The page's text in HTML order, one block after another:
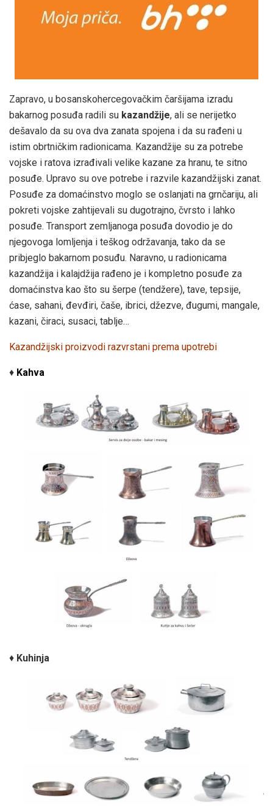
Zapravo, u bosanskohercegovačkim čaršijama izradu
bakarnog posuđa radili su kazandžije, ali se nerijetko
dešavalo da su ova dva zanata spojena i da su rađeni u
istim obrtničkim radionicama. Kazandžije su za potrebe
vojske i ratova izrađivali velike kazane za hranu, te sitno
posuđe. Upravo su ove potrebe i razvile kazandžijski zanat.
Posuđe za domaćinstvo moglo se oslanjati na grnčariju, ali
pokreti vojske zahtijevali su dugotrajno, čvrsto i lahko
posuđe. Transport zemljanoga posuđa dovodio je do
njegovoga lomljenja i teškog održavanja, tako da se
pribjeglo bakarnom posuđu. Naravno, u radionicama
kazandžija i kalajdžija rađeno je i kompletno posuđe za
domaćinstva kao što su šerpe (tendžere), tave, tepsije,
ćase, sahani, đevđiri, čaše, ibrici, džezve, đugumi, mangale,
kazani, čiraci, susaci, tablje…
Kazandžijski proizvodi razvrstani prema upotrebi
♦ Kahva
♦ Kuhinja